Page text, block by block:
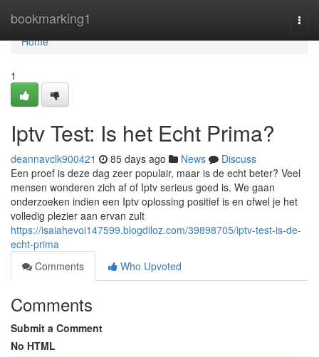
bookmarking1
Home
Home
1
Iptv Test: Is het Echt Prima?
deannavclk900421 85 days ago News
Discuss
Een proef is deze dag zeer populair, maar is de echt beter? Veel
mensen wonderen zich af of Iptv serieus goed is. We gaan
onderzoeken indien een Iptv oplossing positief is en ofwel je het
volledig plezier aan ervan zult
https://isaiahevoi147599.blogdiloz.com/39898705/iptv-test-is-de-
echt-prima
Comments
Who Upvoted
Comments
Submit a Comment
No HTML